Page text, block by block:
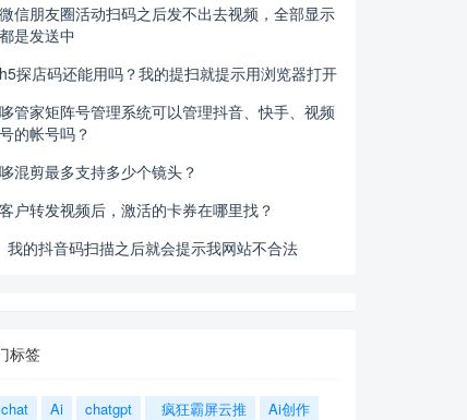
微信朋友圈活动扫码之后发不出去视频，全部显示
都是发送中
h5探店码还能用吗？我的提扫就提示用浏览器打开
哆管家矩阵号管理系统可以管理抖音、快手、视频
号的帐号吗？
哆混剪最多支持多少个镜头？
客户转发视频后，激活的卡券在哪里找？
我的抖音码扫描之后就会提示我网站不合法
标签
Ai chatgpt 疯狂霸屏云推
Ai创作